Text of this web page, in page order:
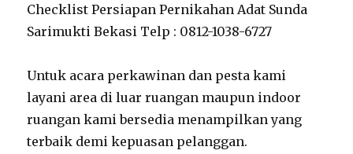
Checklist Persiapan Pernikahan Adat Sunda
Sarimukti Bekasi Telp : 0812-1038-6727
Untuk acara perkawinan dan pesta kami
layani area di luar ruangan maupun indoor
ruangan kami bersedia menampilkan yang
terbaik demi kepuasan pelanggan.